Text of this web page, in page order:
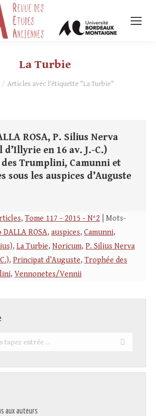
La Turbie
ici :
Articles avec l’étiquette "La Turbie"
ROSA, P. Silius Nerva
en 16 av. J.-C.)
Trumplini, Camunni et
sous les auspices d’Auguste
, Tome 117 - 2015 - N°2 | Mots-
ROSA, auspices, Camunni,
, La Turbie, Noricum, P. Silius Nerva
, Principat d’Auguste, Trophée des
, Vennonetes/Vennii
aux auteurs